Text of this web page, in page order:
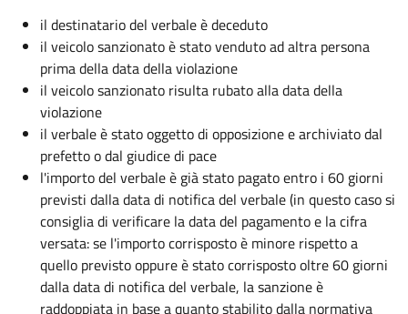
il destinatario del verbale è deceduto
il veicolo sanzionato è stato venduto ad altra persona
prima della data della violazione
il veicolo sanzionato risulta rubato alla data della
violazione
il verbale è stato oggetto di opposizione e archiviato dal
prefetto o dal giudice di pace
l'importo del verbale è già stato pagato entro i 60 giorni
previsti dalla data di notifica del verbale (in questo caso si
consiglia di verificare la data del pagamento e la cifra
versata: se l'importo corrisposto è minore rispetto a
quello previsto oppure è stato corrisposto oltre 60 giorni
dalla data di notifica del verbale, la sanzione è
raddoppiata in base a quanto stabilito dalla normativa